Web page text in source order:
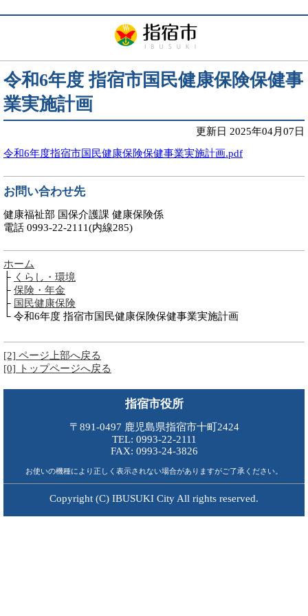
令和6年度 指宿市国民健康保険保健事
業実施計画
更新日 2025年04月07日
令和6年度指宿市国民健康保険保健事業実施計画.pdf
お問い合わせ先
健康福祉部 国保介護課 健康保険係
電話 0993-22-2111(内線285)
ホーム
├ くらし・環境
├ 保険・年金
├ 国民健康保険
└ 令和6年度 指宿市国民健康保険保健事業実施計画
[2] ページ上部へ戻る
[0] トップページへ戻る
指宿市役所
〒891-0497 鹿児島県指宿市十町2424
TEL: 0993-22-2111
FAX: 0993-24-3826
お使いの機種により正しく表示されない場合がありますがご了承ください。
Copyright (C) IBUSUKI City All rights reserved.